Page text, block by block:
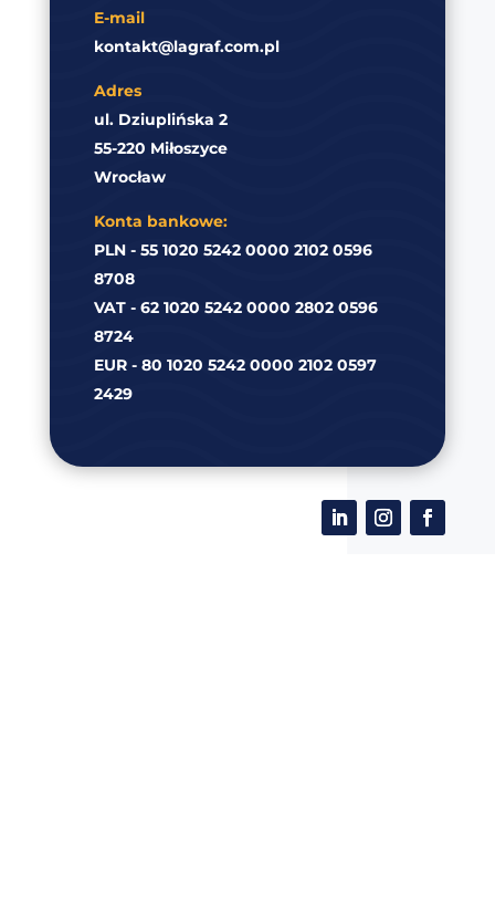
E-mail
kontakt@lagraf.com.pl
Adres
ul. Dziuplińska 2
55-220 Miłoszyce
Wrocław
Konta bankowe:
PLN - 55 1020 5242 0000 2102 0596
8708
VAT - 62 1020 5242 0000 2802 0596
8724
EUR - 80 1020 5242 0000 2102 0597
2429